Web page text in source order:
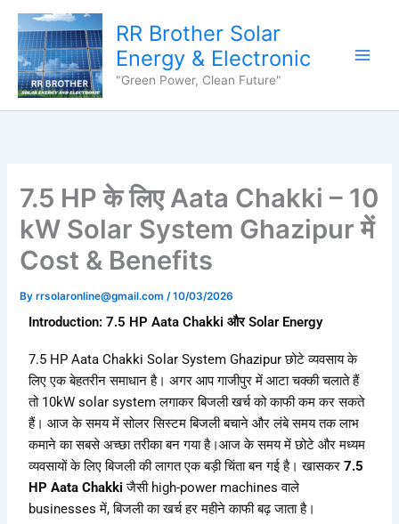
content
Skip
content
RR Brother Solar
Energy & Electronic
"Green Power, Clean Future"
7.5 HP के लिए Aata Chakki – 10
kW Solar System Ghazipur में
Cost & Benefits
Byrrsolaronline@gmail.com/10/03/2026
Introduction: 7.5 HP Aata Chakki और Solar Energy
7.5 HP Aata Chakki Solar System Ghazipur छोटे व्यवसाय के
लिए एक बेहतरीन समाधान है। अगर आप गाजीपुर में आटा चक्की चलाते हैं
तो 10kW solar system लगाकर बिजली खर्च को काफी कम कर सकते
हैं। आज के समय में सोलर सिस्टम बिजली बचाने और लंबे समय तक लाभ
कमाने का सबसे अच्छा तरीका बन गया है।आज के समय में छोटे और मध्यम
व्यवसायों के लिए बिजली की लागत एक बड़ी चिंता बन गई है। खासकर7.5
HP Aata Chakki जैसी high-power machines वाले
businesses में, बिजली का खर्च हर महीने काफी बढ़ जाता है।